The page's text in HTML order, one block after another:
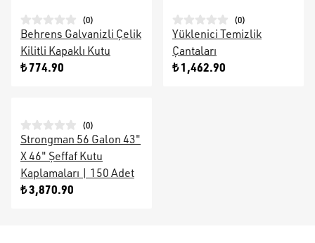
(0)
Behrens Galvanizli Çelik
Kilitli Kapaklı Kutu
₺ 774.90
(0)
Yüklenici Temizlik
Çantaları
₺ 1,462.90
(0)
Strongman 56 Galon 43"
X 46" Şeffaf Kutu
Kaplamaları | 150 Adet
₺ 3,870.90